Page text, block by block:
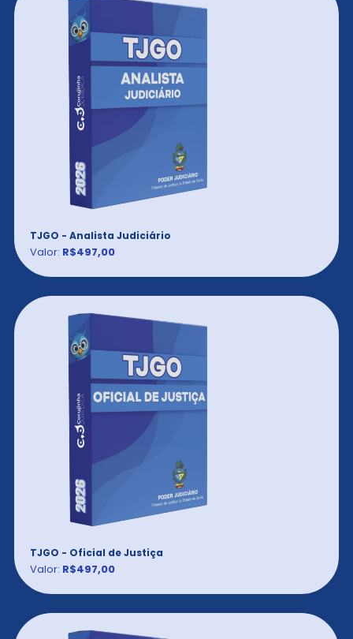
TJGO - Analista Judiciário
Valor: R$497,00
TJGO - Oficial de Justiça
Valor: R$497,00